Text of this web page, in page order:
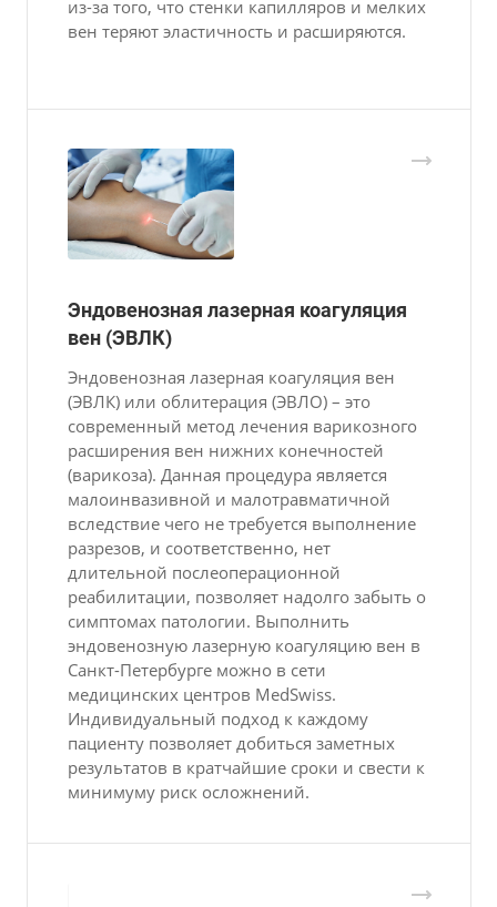
из-за того, что стенки капилляров и мелких
вен теряют эластичность и расширяются.
Эндовенозная лазерная коагуляция
вен (ЭВЛК)
Эндовенозная лазерная коагуляция вен
(ЭВЛК) или облитерация (ЭВЛО) – это
современный метод лечения варикозного
расширения вен нижних конечностей
(варикоза). Данная процедура является
малоинвазивной и малотравматичной
вследствие чего не требуется выполнение
разрезов, и соответственно, нет
длительной послеоперационной
реабилитации, позволяет надолго забыть о
симптомах патологии. Выполнить
эндовенозную лазерную коагуляцию вен в
Санкт-Петербурге можно в сети
медицинских центров MedSwiss.
Индивидуальный подход к каждому
пациенту позволяет добиться заметных
результатов в кратчайшие сроки и свести к
минимуму риск осложнений.